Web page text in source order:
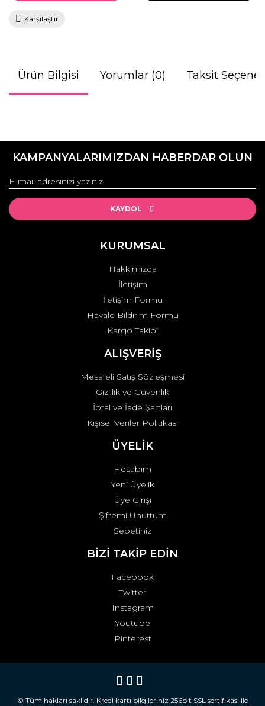
Karşılaştır
Ürün Bilgisi Yorumlar (0) Taksit
konularda yetersiz gördüğünüz noktaları öneri formunu
Görüş ve önerileriniz için teşekkür ederiz.
Ürün resmi kalitesiz, bozuk veya görüntülenemiyor.
Ürün açıklamasında eksik bilgiler bulunuyor.
Ürün fiyatı diğer sitelerden daha pahalı.
Gönder
KAMPANYALARIMIZDAN HABERDAR OLUN
KAYDOL
KURUMSAL
Hakkımızda
İletişim
İletişim Formu
Havale Bildirim Formu
Kargo Takibi
ALIŞVERİŞ
Mesafeli Satış Sözleşmesi
Gizlilik ve Güvenlik
İptal ve İade Şartları
Kişisel Veriler Politikası
ÜYELİK
Hesabım
Yeni Üyelik
Üye Girişi
Şifremi Unuttum
Sepetiniz
BİZİ TAKİP EDİN
Facebook
Twitter
Instagram
Youtube
Pinterest
© Tüm hakları saklıdır. Kredi kartı bilgileriniz 256bit SSL sertifikası ile